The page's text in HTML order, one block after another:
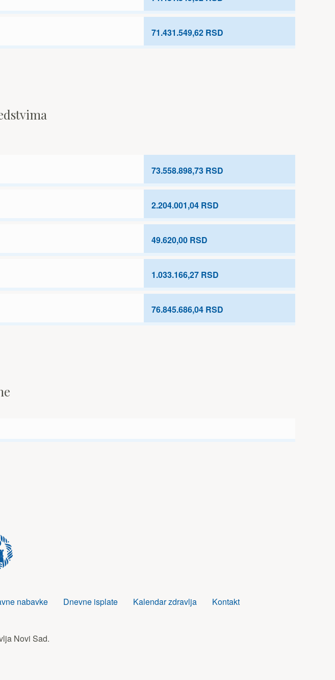
71.431.549,62 RSD
73.558.898,73 RSD
2.204.001,04 RSD
49.620,00 RSD
1.033.166,27 RSD
76.845.686,04 RSD
nabavke Dnevne isplate Kalendar zdravlja Kontakt
Novi Sad.